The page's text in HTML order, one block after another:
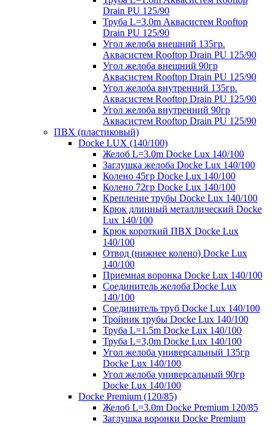
Drain PU 125/90
Труба L=3.0m Аквасистем Rooftop
Drain PU 125/90
Угол желоба внешний 135гр.
Аквасистем Rooftop Drain PU 125/90
Угол желоба внешний 90гр
Аквасистем Rooftop Drain PU 125/90
Угол желоба внутренний 135гр.
Аквасистем Rooftop Drain PU 125/90
Угол желоба внутренний 90гр
Аквасистем Rooftop Drain PU 125/90
ПВХ (пластиковый)
Docke LUX (140/100)
Желоб L=3.0m Docke Lux 140/100
Заглушка желоба Docke Lux 140/100
Колено 45гр Docke Lux 140/100
Колено 72гр Docke Lux 140/100
Крепление трубы Docke Lux 140/100
Крюк длинный металлический Docke
Lux 140/100
Крюк короткий ПВХ Docke Lux
140/100
Отвод (нижнее колено) Docke Lux
140/100
Приемная воронка Docke Lux 140/100
Соединитель желоба Docke Lux
140/100
Соединитель труб Docke Lux 140/100
Тройник трубы Docke Lux 140/100
Труба L=1.5m Docke Lux 140/100
Труба L=3,0m Docke Lux 140/100
Угол желоба универсальный 135гр
Docke Lux 140/100
Угол желоба универсальный 90гр
Docke Lux 140/100
Docke Premium (120/85)
Желоб L=3.0m Docke Premium 120/85
Заглушка воронки Docke Premium